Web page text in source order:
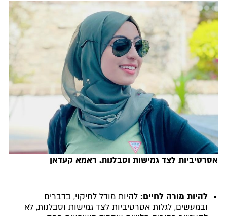
אסרטיביות לצד גמישות וסבלנות. ראמא קעדאן
להיות מורה לחיים: להיות מודל לחיקוי, בדברים
ובמעשים, לגלות אסרטיביות לצד גמישות וסבלנות, לא